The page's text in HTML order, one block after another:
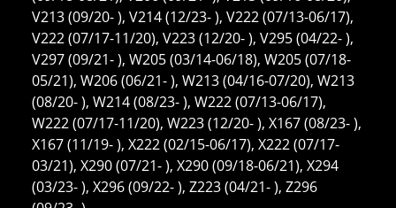
V213 (09/20- ), V214 (12/23- ), V222 (07/13-06/17),
V222 (07/17-11/20), V223 (12/20- ), V295 (04/22- ),
V297 (09/21- ), W205 (03/14-06/18), W205 (07/18-
05/21), W206 (06/21- ), W213 (04/16-07/20), W213
(08/20- ), W214 (08/23- ), W222 (07/13-06/17),
W222 (07/17-11/20), W223 (12/20- ), X167 (08/23- ),
X167 (11/19- ), X222 (02/15-06/17), X222 (07/17-
03/21), X290 (07/21- ), X290 (09/18-06/21), X294
(03/23- ), X296 (09/22- ), Z223 (04/21- ), Z296